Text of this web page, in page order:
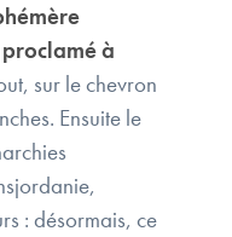
à
sur le chevron
Ensuite le
: désormais, ce